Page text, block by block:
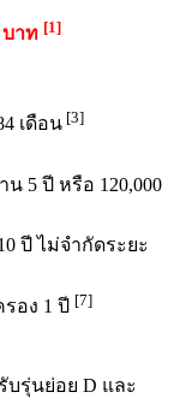
บาท [1]
เดือน [3]
5 ปี หรือ 120,000
ปี ไม่จำกัดระยะ
อง 1 ปี [7]
บรุ่นย่อย D และ